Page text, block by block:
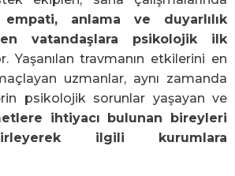
empati, anlama ve duyarlılık
vatandaşlara psikolojik ilk
Yaşanılan travmanın etkilerini en
uzmanlar, aynı zamanda
psikolojik sorunlar yaşayan ve
ihtiyacı bulunan bireyleri
ilgili kurumlara